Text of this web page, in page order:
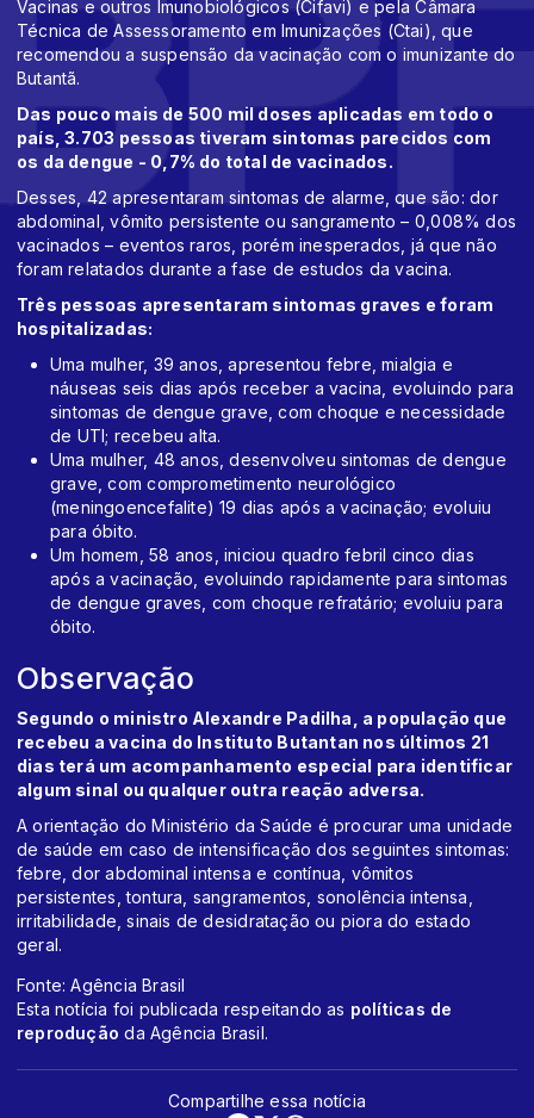
Vacinas e outros Imunobiológicos (Cifavi) e pela Câmara
Técnica de Assessoramento em Imunizações (Ctai), que
recomendou a suspensão da vacinação com o imunizante do
Butantã.
Das pouco mais de 500 mil doses aplicadas em todo o
país, 3.703 pessoas tiveram sintomas parecidos com
os da dengue - 0,7% do total de vacinados.
Desses, 42 apresentaram sintomas de alarme, que são: dor
abdominal, vômito persistente ou sangramento – 0,008% dos
vacinados – eventos raros, porém inesperados, já que não
foram relatados durante a fase de estudos da vacina.
Três pessoas apresentaram sintomas graves e foram
hospitalizadas:
Uma mulher, 39 anos, apresentou febre, mialgia e
náuseas seis dias após receber a vacina, evoluindo para
sintomas de dengue grave, com choque e necessidade
de UTI; recebeu alta.
Uma mulher, 48 anos, desenvolveu sintomas de dengue
grave, com comprometimento neurológico
(meningoencefalite) 19 dias após a vacinação; evoluiu
para óbito.
Um homem, 58 anos, iniciou quadro febril cinco dias
após a vacinação, evoluindo rapidamente para sintomas
de dengue graves, com choque refratário; evoluiu para
óbito.
Observação
Segundo o ministro Alexandre Padilha, a população que
recebeu a vacina do Instituto Butantan nos últimos 21
dias terá um acompanhamento especial para identificar
algum sinal ou qualquer outra reação adversa.
A orientação do Ministério da Saúde é procurar uma unidade
de saúde em caso de intensificação dos seguintes sintomas:
febre, dor abdominal intensa e contínua, vômitos
persistentes, tontura, sangramentos, sonolência intensa,
irritabilidade, sinais de desidratação ou piora do estado
geral.
Fonte: Agência Brasil
Esta notícia foi publicada respeitando as políticas de
reprodução da Agência Brasil.
Compartilhe essa notícia